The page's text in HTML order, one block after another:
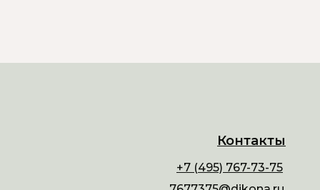
Контакты
+7 (495) 767-73-75